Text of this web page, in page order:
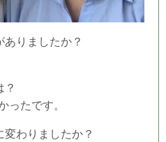
りましたか？
？
ったです。
わりましたか？